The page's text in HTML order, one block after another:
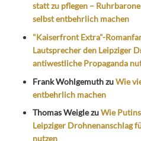
statt zu pflegen – Ruhrbarone
selbst entbehrlich machen
"Kaiserfront Extra"-
Lautsprecher den Leipziger
antiwestliche Propaganda
Frank WohlgemuthzuWie
entbehrlich machen
Thomas WeiglezuWie
Leipziger Drohnenanschlag
nutzen